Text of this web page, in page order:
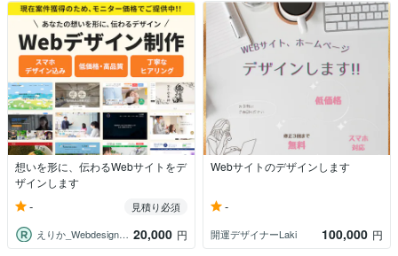
想いを形に、伝わるWebサイトをデ
ザインします
-
見積り必須
えりか_Webdesign×AI画像
20,000 円
Webサイトのデザインします
-
開運デザイナーLaki 100,000 円